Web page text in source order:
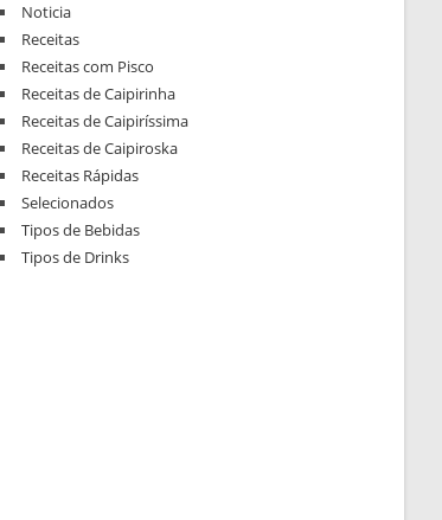
Noticia
Receitas
Receitas com Pisco
Receitas de Caipirinha
Receitas de Caipiríssima
Receitas de Caipiroska
Receitas Rápidas
Selecionados
Tipos de Bebidas
Tipos de Drinks